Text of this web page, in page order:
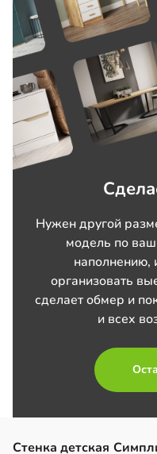
Нужен другой
модель по
организовать
сделает обмер и
и всех
Стенка детская